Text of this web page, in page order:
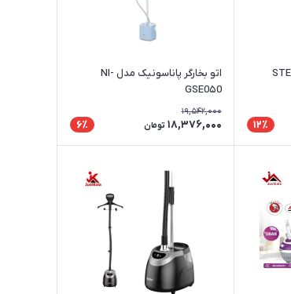
12٪
اتو بخارگر پاناسونیک مدل NI-
GSE0۵0
19,542,000
18,376,000 تومان 6٪